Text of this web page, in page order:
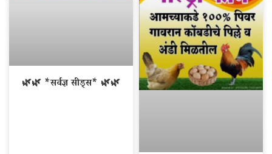
🌿🌿 *सर्वज्ञ सीड्स* 🌿🌿